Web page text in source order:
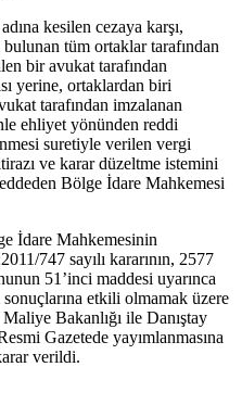
kesilen cezaya karşı,
tüm ortaklar tarafından
bir avukat tarafından
yerine, ortaklardan biri
tarafından imzalanan
ehliyet yönünden reddi
suretiyle verilen vergi
ve karar düzeltme istemini
Bölge İdare Mahkemesi
İdare Mahkemesinin
747 sayılı kararının, 2577
51’inci maddesi uyarınca
etkili olmamak üzere
Bakanlığı ile Danıştay
Gazetede yayımlanmasına
verildi.